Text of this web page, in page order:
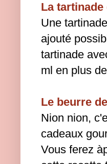
La
Une
ajouté
tartinade
ml en plus
Le beurre
Nion nion,
cadeaux
Vous ferez